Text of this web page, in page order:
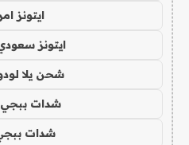
ايتونز
ايتونز
شحن يلا
شدات
شدات